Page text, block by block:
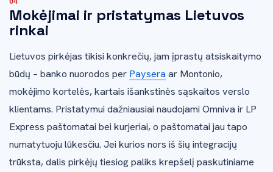
Mokėjimai ir pristatymas Lietuvos
rinkai
Lietuvos pirkėjas tikisi konkrečių, jam įprastų atsiskaitymo
būdų – banko nuorodos per Paysera ar Montonio,
mokėjimo kortelės, kartais išankstinės sąskaitos verslo
klientams. Pristatymui dažniausiai naudojami Omniva ir LP
Express paštomatai bei kurjeriai, o paštomatai jau tapo
numatytuoju lūkesčiu. Jei kurios nors iš šių integracijų
trūksta, dalis pirkėjų tiesiog paliks krepšelį paskutiniame